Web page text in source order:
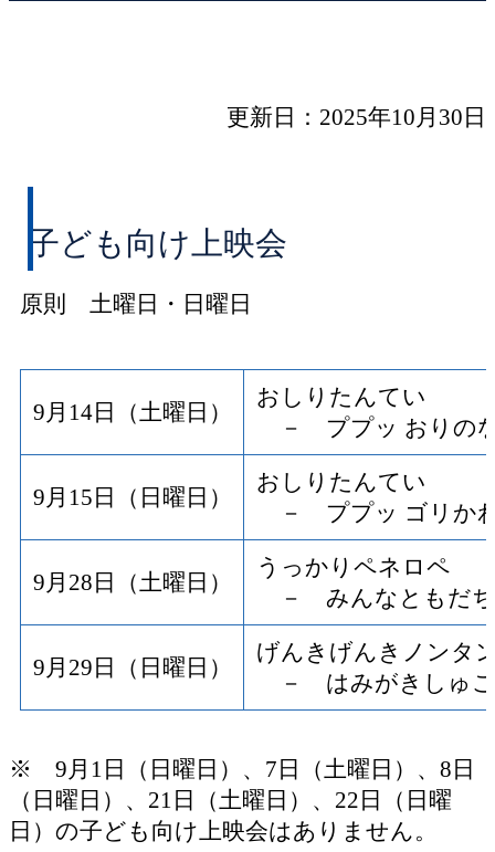
更新日：2025年10月30日
子ども向け上映会
原則 土曜日・日曜日
9月14日（土曜日）
おしりたんてい
－ ププッ おりの
9月15日（日曜日）
おしりたんてい
－ ププッ ゴリか
9月28日（土曜日）
うっかりペネロペ
－ みんなともだ
9月29日（日曜日）
げんきげんきノンタ
－ はみがきしゅこ
※ 9月1日（日曜日）、7日（土曜日）、8日
（日曜日）、21日（土曜日）、22日（日曜
日）の子ども向け上映会はありません。